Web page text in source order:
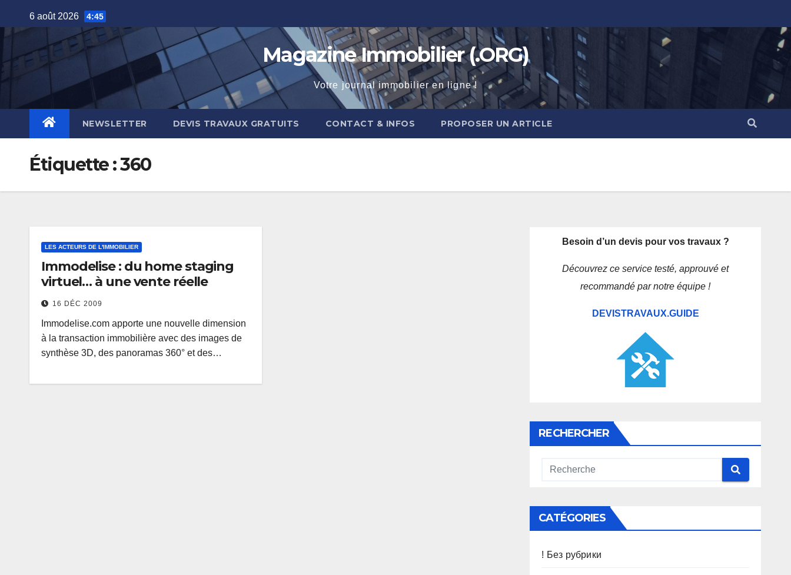
to
6 août 2026 4:45
Magazine Immobilier (.ORG)
Votre journal immobilier en ligne !
NEWSLETTER DEVIS TRAVAUX GRATUITS CONTACT & INFOS PROPOSER UN ARTICLE
Étiquette :360
LES ACTEURS DE L'IMMOBILIER
Immodelise : du home staging
virtuel… à une vente réelle
16 DÉC 2009
Immodelise.com apporte une nouvelle dimension
à la transaction immobilière avec des images de
synthèse 3D, des panoramas 360° et des…
Besoin d’un devis pour vos travaux ?
Découvrez ce service testé, approuvé et
recommandé par notre équipe !
DEVISTRAVAUX.GUIDE
RECHERCHER
CATÉGORIES
! Без рубрики